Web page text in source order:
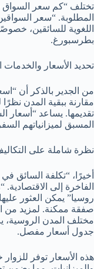
تختلف “كم سعر السواق
المطلوبة. “سعر
اللغوية للسائقين،
بطرسبورغ.
تحديد الأسعار والخدمات
من الجدير بالذكر أن
مقارنة ببقية المدن
تقديمها. يساعد “أسعار
المسبق لميزانياتهم
نظرة شاملة على
أخيرًا، “تكلفة السائق
الفاخرة إلى
روسيا” يمكن العثور
صفقة ممكنة. لمزيد من
مختلف المدن
جدول أسعار مفصل.
هذه الأسعار توفر